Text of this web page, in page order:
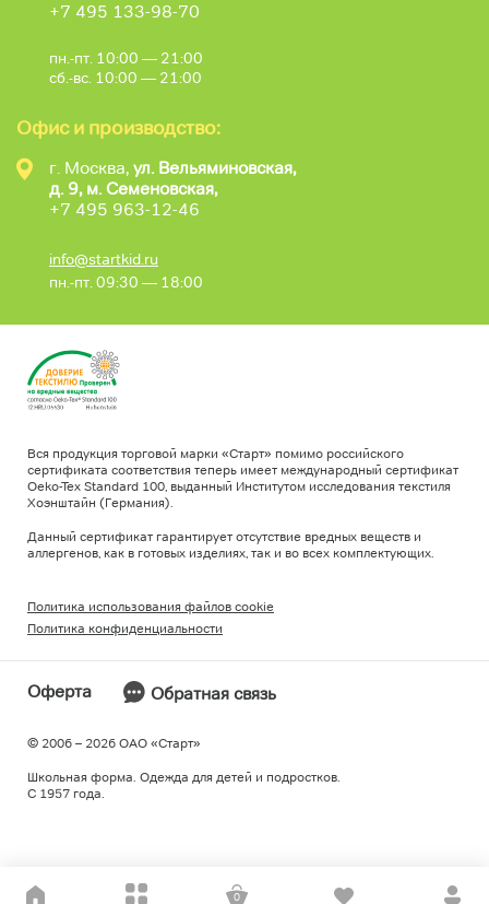
+7 495 133-98-70
пн.-пт. 10:00 — 21:00
сб.-вс. 10:00 — 21:00
Офис и производство:
г. Москва, ул. Вельяминовская,
д. 9, м. Семеновская,
+7 495 963-12-46
info@startkid.ru
пн.-пт. 09:30 — 18:00
© 2006 – 2026 ОAO «Старт»
Школьная форма. Одежда для детей и подростков.
С 1957 года.
Оферта Обратная связь
Вся продукция торговой марки «Старт» помимо российского
сертификата соответствия теперь имеет международный сертификат
Oeko-Tex Standard 100, выданный Институтом исследования текстиля
Хоэнштайн (Германия).
Данный сертификат гарантирует отсутствие вредных веществ и
аллергенов, как в готовых изделиях, так и во всех комплектующих.
Политика использования файлов cookie
Политика конфиденциальности
0